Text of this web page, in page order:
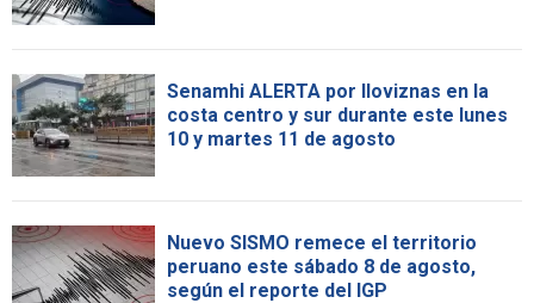
Senamhi ALERTA por lloviznas en la
costa centro y sur durante este lunes
10 y martes 11 de agosto
Nuevo SISMO remece el territorio
peruano este sábado 8 de agosto,
según el reporte del IGP